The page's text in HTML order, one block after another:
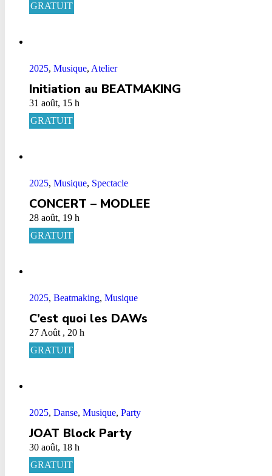
GRATUIT
2025, Musique, Atelier
Initiation au BEATMAKING
31 août, 15 h
GRATUIT
2025, Musique, Spectacle
CONCERT – MODLEE
28 août, 19 h
GRATUIT
2025, Beatmaking, Musique
C’est quoi les DAWs
27 Août , 20 h
GRATUIT
2025, Danse, Musique, Party
JOAT Block Party
30 août, 18 h
GRATUIT